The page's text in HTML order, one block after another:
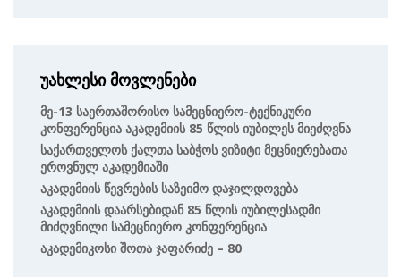
უახლესი მოვლენები
Მე-13 Საერთაშორისო Სამეცნიერო-Ტექნიკური
Კონფერენცია Აკადემიის 85 Წლის Იუბილეს Მიეძღვნა
Საქართველოს Ქალთა Საბჭოს Ვიზიტი Მეცნიერებათა
Ეროვნულ Აკადემიაში
Აკადემიის Წევრების Საზეიმო Დაჯილდოვება
Აკადემიის Დაარსებიდან 85 Წლის Იუბილესადმი
Მიძღვნილი Სამეცნიერო Კონფერენცია
Აკადემიკოსი Შოთა Ჯაფარიძე – 80